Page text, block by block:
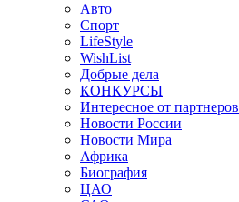
Авто
Спорт
LifeStyle
WishList
Добрые дела
КОНКУРСЫ
Интересное от партнеров
Новости России
Новости Мира
Африка
Биография
ЦАО